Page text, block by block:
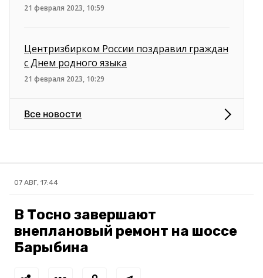
21 февраля 2023, 10:59
Центризбирком России поздравил граждан
с Днем родного языка
21 февраля 2023, 10:29
Все новости
07 АВГ, 17:44
В Тосно завершают
внеплановый ремонт на шоссе
Барыбина